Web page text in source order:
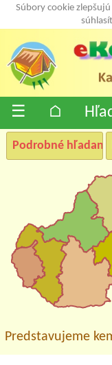
Súbory cookie
☰ ⌂
Podrobné hľadanie
Predstavujeme